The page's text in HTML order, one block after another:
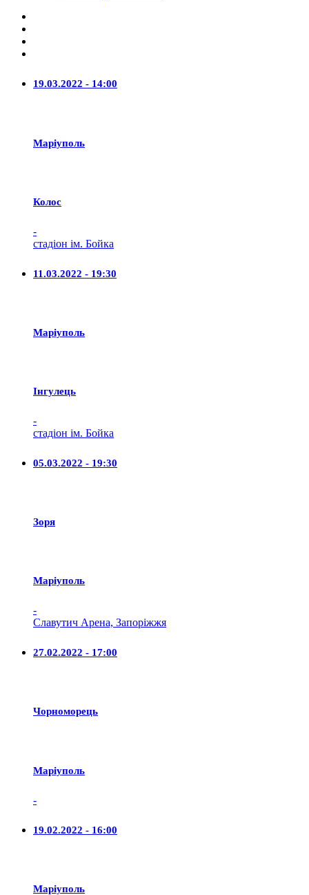
19.03.2022 - 14:00
Маріуполь
Колос
-
стадіон ім. Бойка
11.03.2022 - 19:30
Маріуполь
Iнгулець
-
стадіон ім. Бойка
05.03.2022 - 19:30
Зоря
Маріуполь
-
Славутич Арена, Запоріжжя
27.02.2022 - 17:00
Чорноморець
Маріуполь
-
19.02.2022 - 16:00
Маріуполь